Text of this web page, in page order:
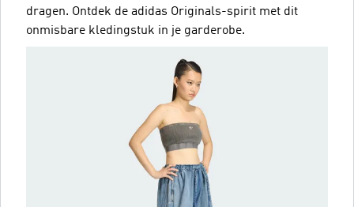
dragen. Ontdek de adidas Originals-spirit met dit
onmisbare kledingstuk in je garderobe.